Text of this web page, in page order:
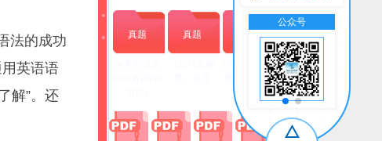
法的成功
英语语
解”。还
真题 真题
(毛泽东思想
概论）真题
交流群 公众号